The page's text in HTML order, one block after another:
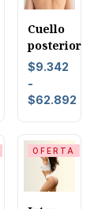
Cuello
posterior
$9.342
-
$62.892
OFERTA